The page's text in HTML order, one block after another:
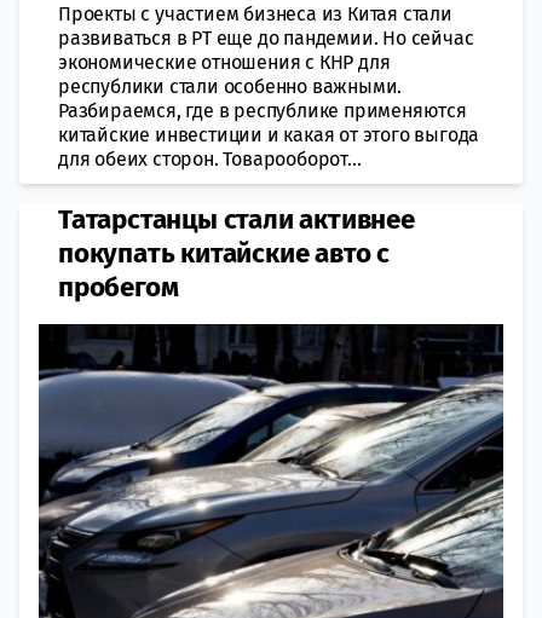
Проекты с участием бизнеса из Китая стали
развиваться в РТ еще до пандемии. Но сейчас
экономические отношения с КНР для
республики стали особенно важными.
Разбираемся, где в республике применяются
китайские инвестиции и какая от этого выгода
для обеих сторон. Товарооборот...
Татарстанцы стали активнее
покупать китайские авто с
пробегом